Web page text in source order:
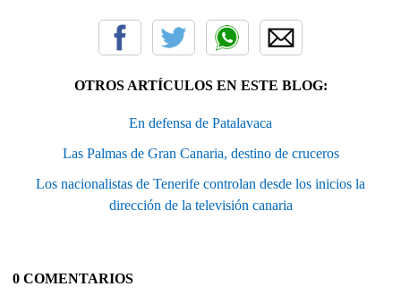
OTROS ARTÍCULOS EN ESTE BLOG:
En defensa de Patalavaca
Las Palmas de Gran Canaria, destino de cruceros
Los nacionalistas de Tenerife controlan desde los inicios la
dirección de la televisión canaria
0 COMENTARIOS